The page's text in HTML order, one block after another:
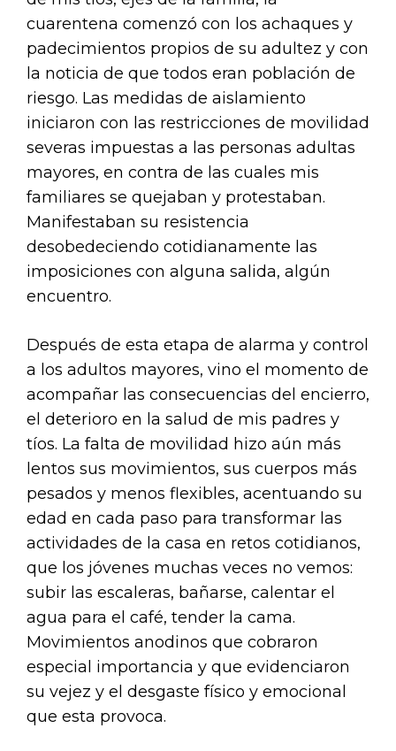
cuarentena comenzó con los achaques y
padecimientos propios de su adultez y con
la noticia de que todos eran población de
riesgo. Las medidas de aislamiento
iniciaron con las restricciones de movilidad
severas impuestas a las personas adultas
mayores, en contra de las cuales mis
familiares se quejaban y protestaban.
Manifestaban su resistencia
desobedeciendo cotidianamente las
imposiciones con alguna salida, algún
encuentro.
Después de esta etapa de alarma y control
a los adultos mayores, vino el momento de
acompañar las consecuencias del encierro,
el deterioro en la salud de mis padres y
tíos. La falta de movilidad hizo aún más
lentos sus movimientos, sus cuerpos más
pesados y menos flexibles, acentuando su
edad en cada paso para transformar las
actividades de la casa en retos cotidianos,
que los jóvenes muchas veces no vemos:
subir las escaleras, bañarse, calentar el
agua para el café, tender la cama.
Movimientos anodinos que cobraron
especial importancia y que evidenciaron
su vejez y el desgaste físico y emocional
que esta provoca.